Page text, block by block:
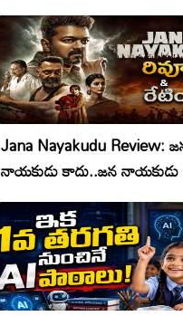
Jana Nayakudu Review:
నాయకుడు కాదు..జన నాయకుడు
రేటింగ్!